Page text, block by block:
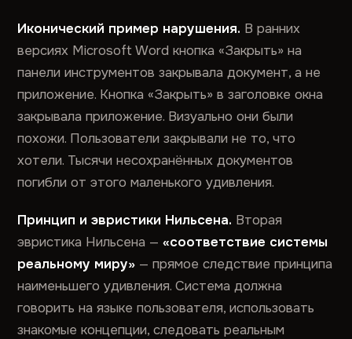
Иконический пример нарушения. В ранних
версиях Microsoft Word кнопка «Закрыть» на
панели инструментов закрывала документ, а не
приложение. Кнопка «Закрыть» в заголовке окна
закрывала приложение. Визуально они были
похожи. Пользователи закрывали не то, что
хотели. Тысячи несохранённых документов
погибли от этого маленького удивления.
Принцип и эвристики Нильсена. Вторая
эвристика Нильсена —«соответствие системы
реальному миру» — прямое следствие принципа
наименьшего удивления. Система должна
говорить на языке пользователя, использовать
знакомые концепции, следовать реальным